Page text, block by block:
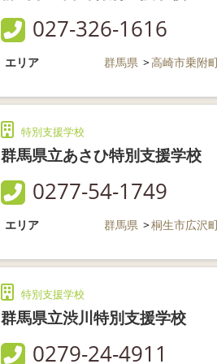
027-326-1616
エリア 群馬県 高崎市乗附
特別支援学校
群馬県立あさひ特別支援学校
0277-54-1749
エリア 群馬県 桐生市広沢
特別支援学校
群馬県立渋川特別支援学校
0279-24-4911